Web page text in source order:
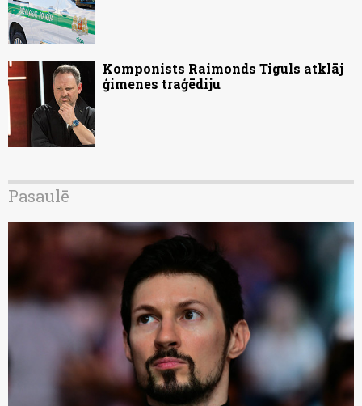
Komponists Raimonds Tiguls atklāj
ģimenes traģēdiju
Pasaulē